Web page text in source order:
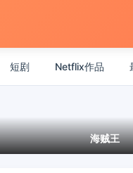
短剧 Netflix作品
海贼王